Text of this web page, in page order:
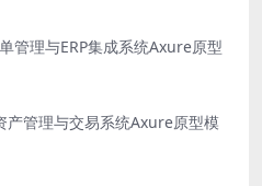
管理与ERP集成系统Axure原型
产管理与交易系统Axure原型模